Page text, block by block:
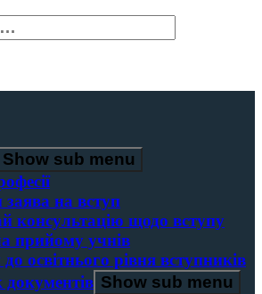
Show sub menu
на вступ
консультацію щодо вступу
прийому учнів
освітнього рівня вступників
документів Show sub menu